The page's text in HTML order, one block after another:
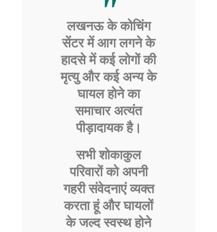
लखनऊ के कोचिंग
सेंटर में आग लगने के
हादसे में कई लोगों की
मृत्यु और कई अन्य के
घायल होने का
समाचार अत्यंत
पीड़ादायक है।
सभी शोकाकुल
परिवारों को अपनी
गहरी संवेदनाएं व्यक्त
करता हूं और घायलों
के जल्द स्वस्थ होने